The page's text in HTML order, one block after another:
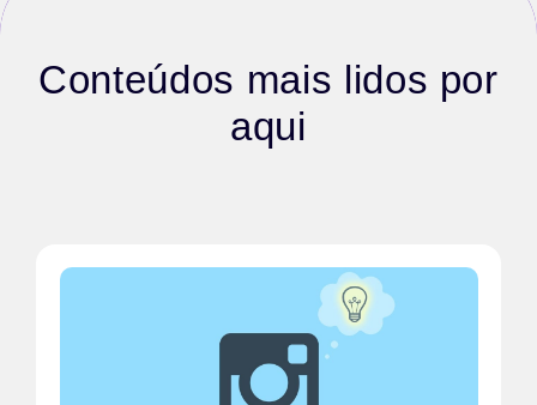
Conteúdos mais lidos por
aqui